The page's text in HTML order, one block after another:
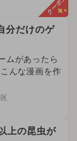
クーポン
分だけのゲ
ムがあったら
んな漫画を作
上の昆虫が